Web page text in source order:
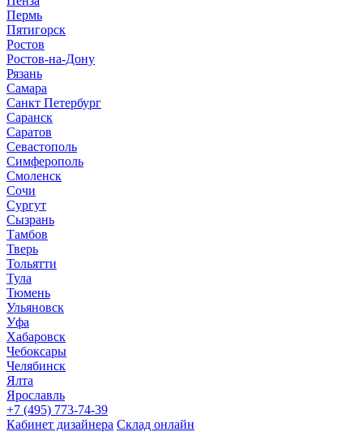
Пермь
Пятигорск
Ростов
Ростов-на-Дону
Рязань
Самара
Санкт Петербург
Саранск
Саратов
Севастополь
Симферополь
Смоленск
Сочи
Сургут
Сызрань
Тамбов
Тверь
Тольятти
Тула
Тюмень
Ульяновск
Уфа
Хабаровск
Чебоксары
Челябинск
Ялта
Ярославль
+7 (495) 773-74-39
Кабинет дизайнера Склад онлайн